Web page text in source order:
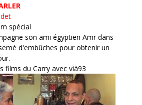
spécial
son ami égyptien Amr dans
d'embûches pour obtenir un
films du Carry avec vià93